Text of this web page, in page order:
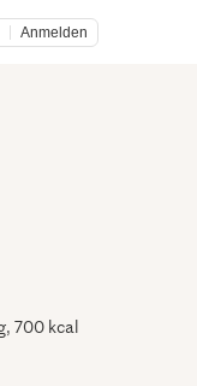
Anmelden
700 kcal